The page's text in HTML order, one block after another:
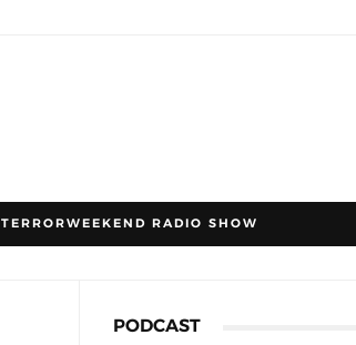
TERRORWEEKEND RADIO SHOW
PODCAST